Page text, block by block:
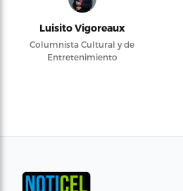
Luisito Vigoreaux
Columnista Cultural y de
Entretenimiento